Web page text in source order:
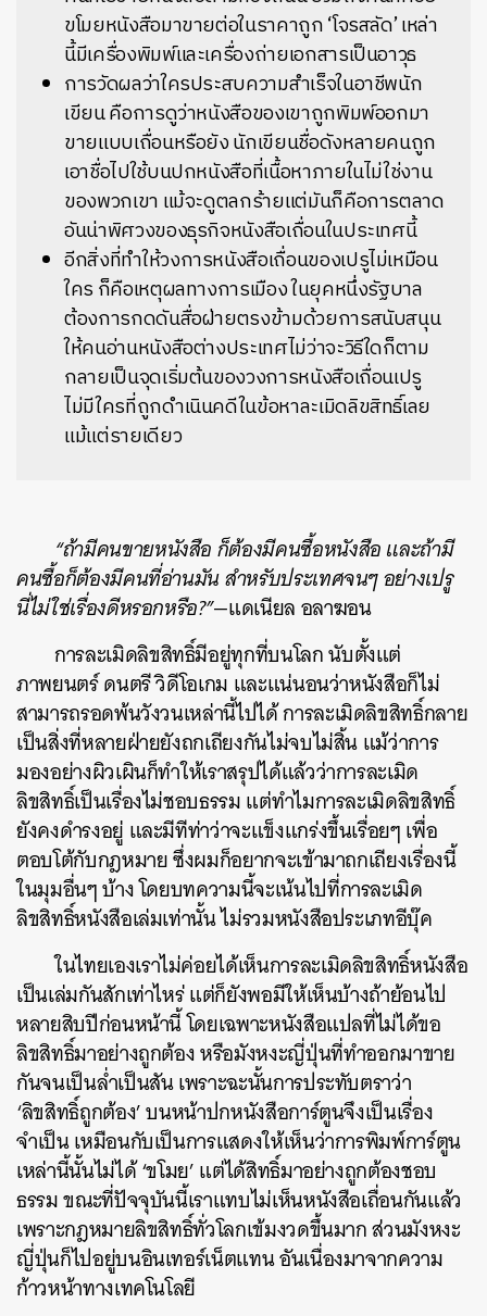
ขโมยหนังสือมาขายต่อในราคาถูก ‘โจรสลัด’ เหล่า
นี้มีเครื่องพิมพ์และเครื่องถ่ายเอกสารเป็นอาวุธ
การวัดผลว่าใครประสบความสำเร็จในอาชีพนัก
เขียน คือการดูว่าหนังสือของเขาถูกพิมพ์ออกมา
ขายแบบเถื่อนหรือยัง นักเขียนชื่อดังหลายคนถูก
เอาชื่อไปใช้บนปกหนังสือที่เนื้อหาภายในไม่ใช่งาน
ของพวกเขา แม้จะดูตลกร้ายแต่มันก็คือการตลาด
อันน่าพิศวงของธุรกิจหนังสือเถื่อนในประเทศนี้
อีกสิ่งที่ทำให้วงการหนังสือเถื่อนของเปรูไม่เหมือน
ใคร ก็คือเหตุผลทางการเมือง ในยุคหนึ่งรัฐบาล
ต้องการกดดันสื่อฝ่ายตรงข้ามด้วยการสนับสนุน
ให้คนอ่านหนังสือต่างประเทศไม่ว่าจะวิธีใดก็ตาม
กลายเป็นจุดเริ่มต้นของวงการหนังสือเถื่อนเปรู
ไม่มีใครที่ถูกดำเนินคดีในข้อหาละเมิดลิขสิทธิ์เลย
แม้แต่รายเดียว
“ถ้ามีคนขายหนังสือ ก็ต้องมีคนซื้อหนังสือ และถ้ามี
คนซื้อก็ต้องมีคนที่อ่านมัน สำหรับประเทศจนๆ อย่างเปรู
นี่ไม่ใช่เรื่องดีหรอกหรือ?”—แดเนียล อลาฆอน
การละเมิดลิขสิทธิ์มีอยู่ทุกที่บนโลก นับตั้งแต่
ภาพยนตร์ ดนตรี วิดีโอเกม และแน่นอนว่าหนังสือก็ไม่
สามารถรอดพ้นวังวนเหล่านี้ไปได้การละเมิดลิขสิทธิ์กลาย
เป็นสิ่งที่หลายฝ่ายยังถกเถียงกันไม่จบไม่สิ้น แม้ว่าการ
มองอย่างผิวเผินก็ทำให้เราสรุปได้แล้วว่าการละเมิด
ลิขสิทธิ์เป็นเรื่องไม่ชอบธรรม แต่ทำไมการละเมิดลิขสิทธิ์
ยังคงดำรงอยู่ และมีทีท่าว่าจะแข็งแกร่งขึ้นเรื่อยๆ เพื่อ
ตอบโต้กับกฎหมาย ซึ่งผมก็อยากจะเข้ามาถกเถียงเรื่องนี้
ในมุมอื่นๆ บ้างโดยบทความนี้จะเน้นไปที่การละเมิด
ลิขสิทธิ์หนังสือเล่มเท่านั้น ไม่รวมหนังสือประเภทอีบุ๊ค
ในไทยเองเราไม่ค่อยได้เห็นการละเมิดลิขสิทธิ์หนังสือ
เป็นเล่มกันสักเท่าไหร่ แต่ก็ยังพอมีให้เห็นบ้างถ้าย้อนไป
หลายสิบปีก่อนหน้านี้ โดยเฉพาะหนังสือแปลที่ไม่ได้ขอ
ลิขสิทธิ์มาอย่างถูกต้อง หรือมังหงะญี่ปุ่นที่ทำออกมาขาย
กันจนเป็นล่ำเป็นสัน เพราะฉะนั้นการประทับตราว่า
‘ลิขสิทธิ์ถูกต้อง’ บนหน้าปกหนังสือการ์ตูนจึงเป็นเรื่อง
จำเป็น เหมือนกับเป็นการแสดงให้เห็นว่าการพิมพ์การ์ตูน
เหล่านี้นั้นไม่ได้ ‘ขโมย’ แต่ได้สิทธิ์มาอย่างถูกต้องชอบ
ธรรม ขณะที่ปัจจุบันนี้เราแทบไม่เห็นหนังสือเถื่อนกันแล้ว
เพราะกฎหมายลิขสิทธิ์ทั่วโลกเข้มงวดขึ้นมาก ส่วนมังหงะ
ญี่ปุ่นก็ไปอยู่บนอินเทอร์เน็ตแทน อันเนื่องมาจากความ
ก้าวหน้าทางเทคโนโลยี